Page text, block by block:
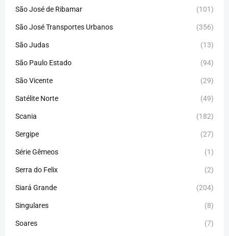
São José de Ribamar (101)
São José Transportes Urbanos (356)
São Judas (13)
São Paulo Estado (94)
São Vicente (29)
Satélite Norte (49)
Scania (182)
Sergipe (27)
Série Gêmeos (1)
Serra do Felix (2)
Siará Grande (204)
Singulares (8)
Soares (7)